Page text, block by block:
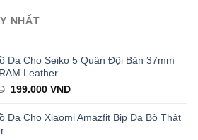
was:
1.000.000 VND.
NHẤT
Da Cho Seiko 5 Quân Đội Bản 37mm
Leather
Original
was:
199.000VNDCurrent
is:
199.000 VND.
Da Cho Xiaomi Amazfit Bip Da Bò Thật